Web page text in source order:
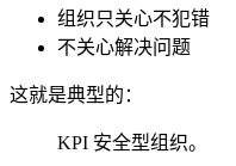
组织只关心不犯错
不关心解决问题
这就是典型的：
KPI 安全型组织。